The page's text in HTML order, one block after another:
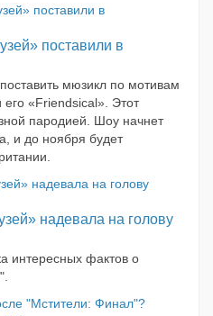
поставили в
мюзикл по мотивам
«Friendsical». Этот
пародией. Шоу начнет
и до ноября будет
надевала на голову
интересных фактов о